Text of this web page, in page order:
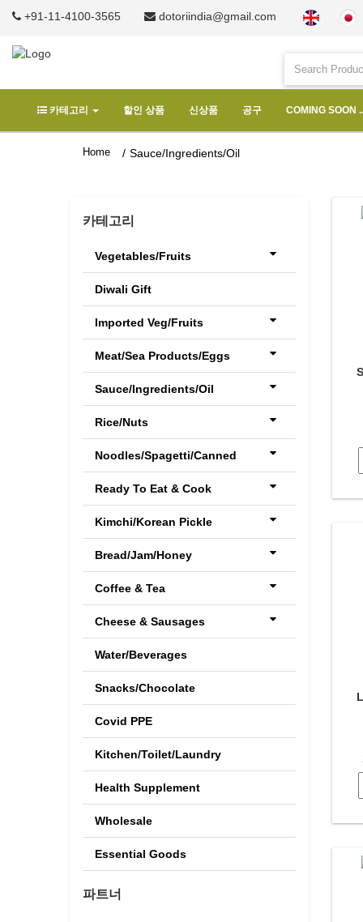
+91-11-4100-3565 dotoriindia@gmail.com
카테고리 할인 상품 신상품 공구 COMING SOON
Home / Sauce/Ingredients/Oil
카테고리
Vegetables/Fruits
Diwali Gift
Imported Veg/Fruits
Meat/Sea Products/Eggs
Sauce/Ingredients/Oil
Rice/Nuts
Noodles/Spagetti/Canned
Ready To Eat & Cook
Kimchi/Korean Pickle
Bread/Jam/Honey
Coffee & Tea
Cheese & Sausages
Water/Beverages
Snacks/Chocolate
Covid PPE
Kitchen/Toilet/Laundry
Health Supplement
Wholesale
Essential Goods
파트너